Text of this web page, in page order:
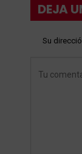
DEJA
Su